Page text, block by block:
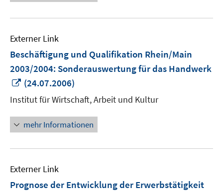
Externer Link
Beschäftigung und Qualifikation Rhein/Main
2003/2004: Sonderauswertung für das Handwerk
In
neuem
Fenster
öffnen
(24.07.2006)
Institut für Wirtschaft, Arbeit und Kultur
mehr Informationen
Externer Link
Prognose der Entwicklung der Erwerbstätigkeit